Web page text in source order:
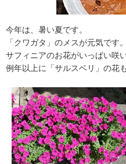
今年は、暑い夏です。
「クワガタ」のメスが元気です
サフィニアのお花がいっぱい咲
例年以上に「サルスベリ」の花